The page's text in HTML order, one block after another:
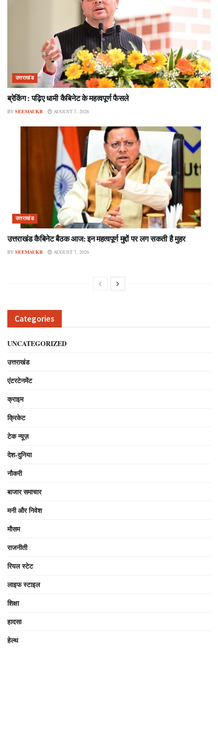
उत्तराखंड
ब्रेकिंग : पढ़िए धामी कैबिनेट के महत्वपूर्ण फैसले
BY SEEMAUKB AUGUST 7, 2026
उत्तराखंड
उत्तराखंड कैबिनेट बैठक आज: इन महत्वपूर्ण मुद्दों पर लग सकती है मुहर
BY SEEMAUKB AUGUST 7, 2026
Categories
UNCATEGORIZED
उत्तराखंड
एंटरटेनमेंट
क्राइम
क्रिकेट
टेक न्यूज़
देश-दुनिया
नौकरी
बाजार समाचार
मनी और निवेश
मौसम
राजनीती
रियल स्टेट
लाइफ स्टाइल
शिक्षा
हादसा
हेल्थ